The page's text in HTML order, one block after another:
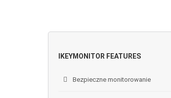
IKEYMONITOR FEATURES
Bezpieczne monitorowanie